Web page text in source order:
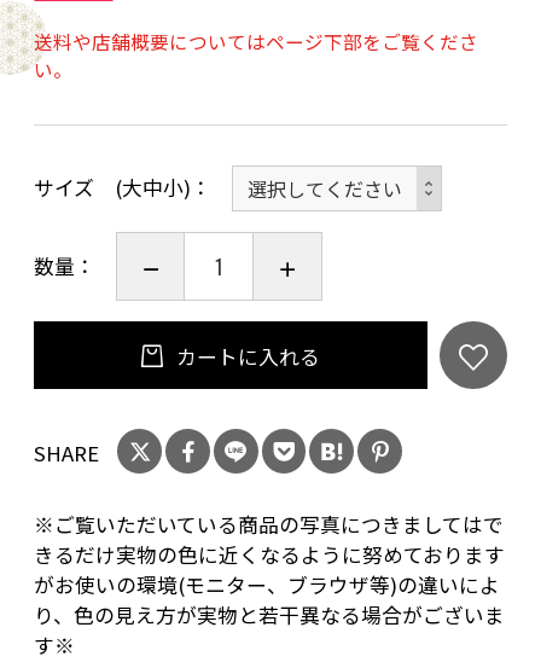
小 チタン製マンホールメダル ￥1.500
材質 マンホール…チタン製 外枠はありま
①富山市 アザミ
②富山市 常夜燈・越中舟橋風景・桜
④富山市 富山城と路面電車
⑤富山市 岩瀬森家と北前船
⑥富山市 水仙
送料や店舗概要についてはページ下部をご覧くださ
い。
サイズ (大中小)
数量：
カートに入れる
SHARE
※ご覧いただいている商品の写真につきましてはで
きるだけ実物の色に近くなるように努めております
がお使いの環境(モニター、ブラウザ等)の違いによ
り、色の見え方が実物と若干異なる場合がございま
す※